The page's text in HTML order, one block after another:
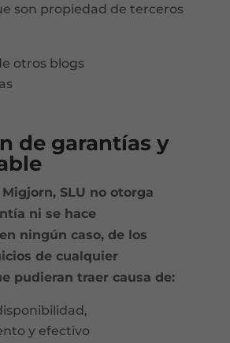
son propiedad de terceros
otros blogs
de garantías y
SLU no otorga
ni se hace
ningún caso, de los
de cualquier
pudieran traer causa de:
y efectivo